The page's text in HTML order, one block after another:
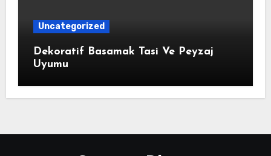
Uncategorized
Dekoratif Basamak Tasi Ve Peyzaj
Uyumu